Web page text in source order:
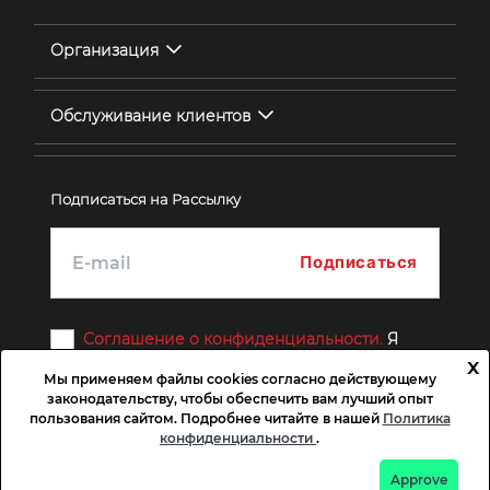
Организация
Обслуживание клиентов
Подписаться на Рассылку
Соглашение о конфиденциальности. Я
Copyright © 2026 LOFT. Все права защищены.
Мы применяем файлы cookies согласно действующему
законодательству, чтобы обеспечить вам лучший опыт
пользования сайтом. Подробнее читайте в нашей Политика
конфиденциальности .
Approve
x